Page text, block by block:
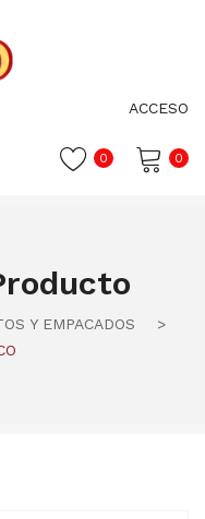
ACCESO
0
0
Y EMPACADOS
>